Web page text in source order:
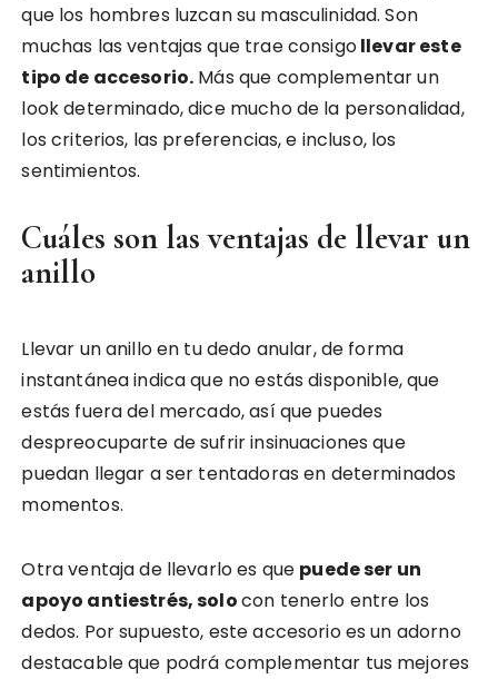
que los hombres luzcan su masculinidad. Son
muchas las ventajas que trae consigollevar este
tipo de accesorio. Más que complementar un
look determinado, dice mucho de la personalidad,
los criterios, las preferencias, e incluso, los
sentimientos.
Cuáles son las ventajas de llevar un
anillo
Llevar un anillo en tu dedo anular, de forma
instantánea indica que no estás disponible, que
estás fuera del mercado, así que puedes
despreocuparte de sufrir insinuaciones que
puedan llegar a ser tentadoras en determinados
momentos.
Otra ventaja de llevarlo es que puede ser un
apoyo antiestrés, solocon tenerlo entre los
dedos. Por supuesto, este accesorio es un adorno
destacable que podrá complementar tus mejores